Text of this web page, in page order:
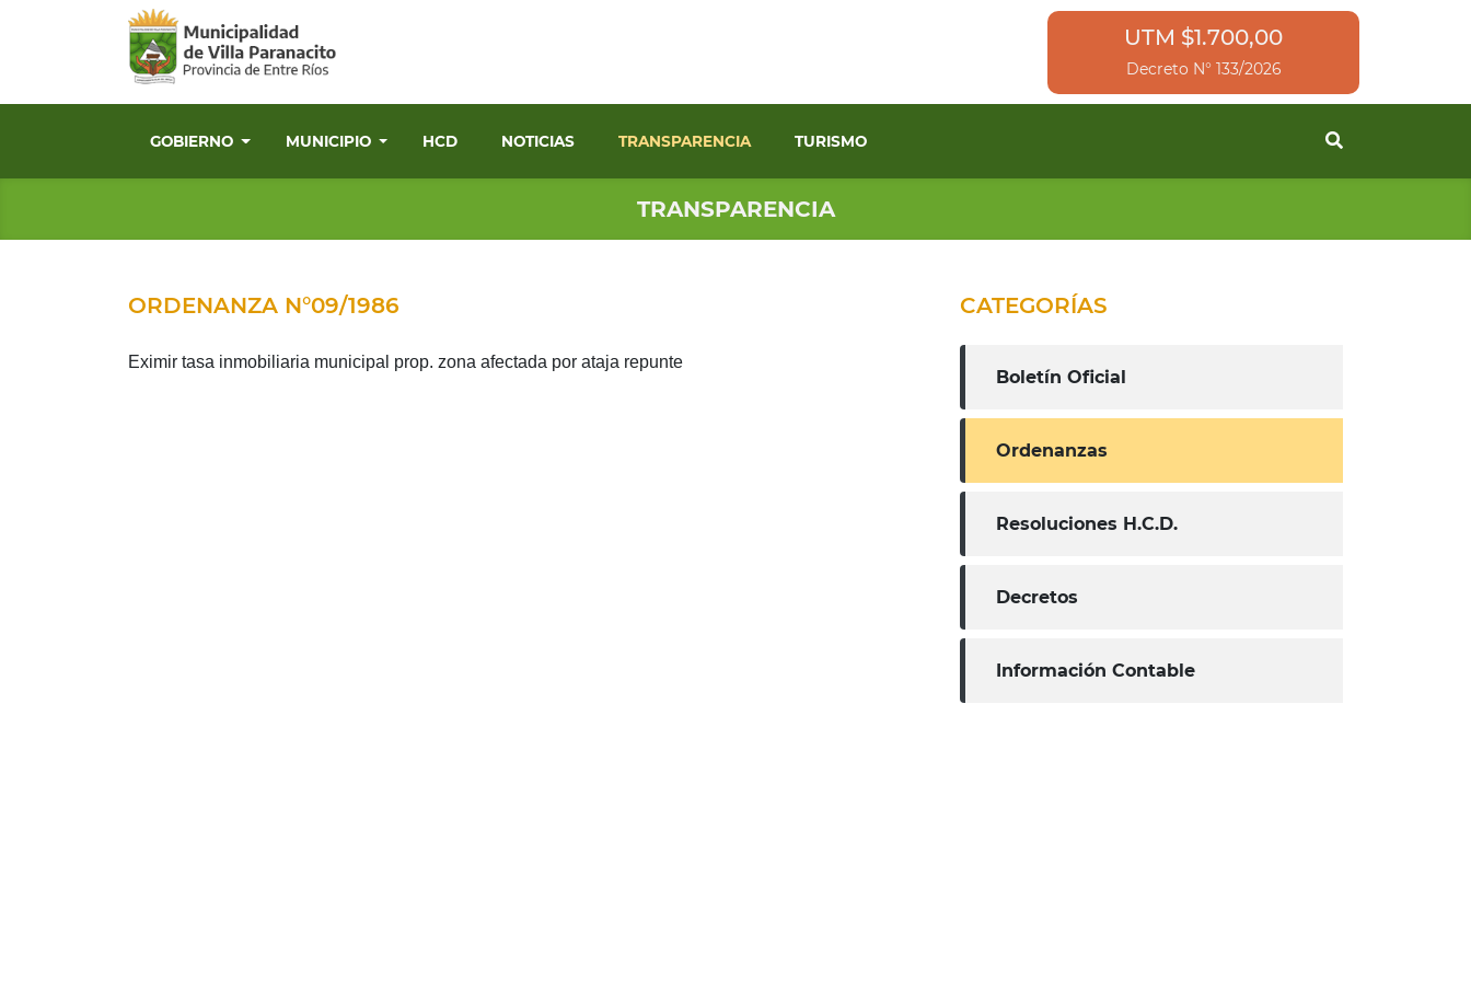
UTM $1.700,00
Decreto N° 133/2026
GOBIERNO MUNICIPIO HCD NOTICIAS TRANSPARENCIA TURISMO
TRANSPARENCIA
ORDENANZA N°09/1986
Eximir tasa inmobiliaria municipal prop. zona afectada por ataja repunte
CATEGORÍAS
Boletín Oficial
Ordenanzas
Resoluciones H.C.D.
Decretos
Información Contable